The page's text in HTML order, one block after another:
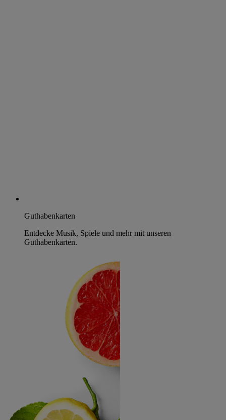
Guthabenkarten
Entdecke Musik, Spiele und mehr mit unseren
Guthabenkarten.